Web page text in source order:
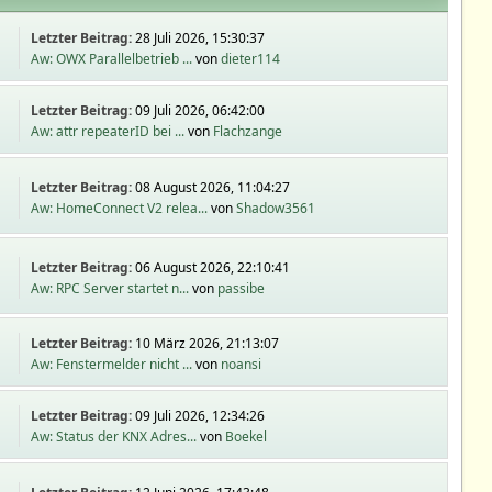
Letzter Beitrag:28 Juli 2026, 15:30:37
Aw: OWX Parallelbetrieb ...vondieter114
Letzter Beitrag:09 Juli 2026, 06:42:00
Aw: attr repeaterID bei ...von Flachzange
Letzter Beitrag:08 August 2026, 11:04:27
Aw: HomeConnect V2 relea...vonShadow3561
Letzter Beitrag:06 August 2026, 22:10:41
Aw: RPC Server startet n...von passibe
Letzter Beitrag: 10 März 2026, 21:13:07
Aw: Fenstermelder nicht ...von noansi
Letzter Beitrag:09 Juli 2026, 12:34:26
Aw: Status der KNX Adres...von Boekel